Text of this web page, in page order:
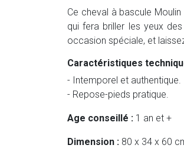
Ce cheval à bascule
qui fera briller les yeux
occasion spéciale, et
Caractéristiques
- Intemporel et authentique.
- Repose-pieds pratique.
Age conseillé : 1 an et +
Dimension : 80 x 34 x 60